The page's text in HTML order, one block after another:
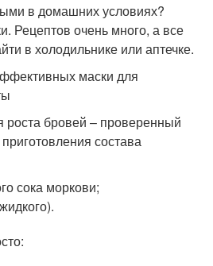
в домашних условиях?
Рецептов очень много, а все
в холодильнике или аптечке.
маски для
роста бровей – проверенный
состава
сока моркови;